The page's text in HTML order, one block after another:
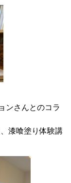
ンさんとのコラ
漆喰塗り体験講